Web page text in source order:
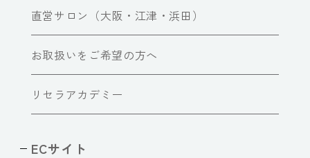
直営サロン（大阪・江津・浜田）
お取扱いをご希望の方へ
リセラアカデミー
ECサイト